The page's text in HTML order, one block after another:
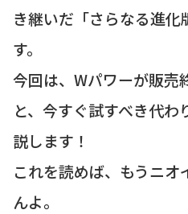
き継いだ「さらなる進
す。
今回は、Wパワーが販売
と、今すぐ試すべき代
説します！
これを読めば、もうニ
んよ。